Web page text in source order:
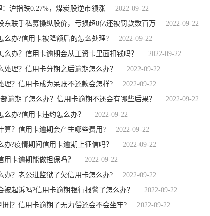
沪指跌0.27%，煤炭股逆市领涨
2022-09-22
东联手私募操纵股价，亏损超8亿还被罚款数百万
2022-09-22
么办?信用卡被降额后的怎么处理?
2022-09-22
办？信用卡逾期会从工资卡里面扣钱吗？
2022-09-22
处理？信用卡分期之后逾期怎么办？
2022-09-22
理？信用卡成为呆账不还款会怎样?
2022-09-22
逾期了怎么办？信用卡逾期不还会有哪些后果？
2022-09-22
办?信用卡违约怎么办？
2022-09-22
算？信用卡逾期会产生哪些费用?
2022-09-22
办?疫情期间信用卡逾期上征信吗？
2022-09-22
卡逾期能做担保吗？
2022-09-22
办？老公进监狱了欠信用卡怎么办?
2022-09-22
起诉吗?信用卡逾期银行报警了怎么办？
2022-09-22
刑？信用卡逾期了无力偿还会不会坐牢?
2022-09-22